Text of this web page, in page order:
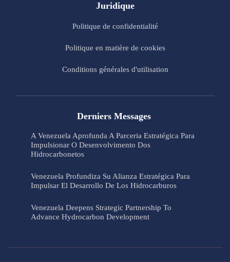
Juridique
Politique de confidentialité
Politique en matière de cookies
Conditions générales d'utilisation
Derniers Messages
A Venezuela Aprofunda A Parceria Estratégica Para
Impulsionar O Desenvolvimento Dos
Hidrocarbonetos
Venezuela Profundiza Su Alianza Estratégica Para
Impulsar El Desarrollo De Los Hidrocarburos
Venezuela Deepens Strategic Partnership To
Advance Hydrocarbon Development